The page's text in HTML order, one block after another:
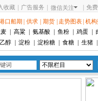
收藏 广告服务 微信关注 免
口船期 供求 期货 走势图表 机
高粱 氨基酸 鱼粉 鸡蛋
乙醇 淀粉 淀粉糖 食糖 生猪